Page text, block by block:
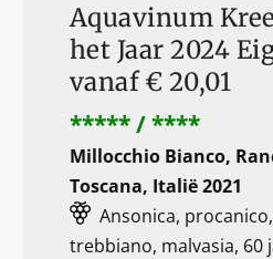
Aquavinum
het Jaar 2024
vanaf € 20,01
***** / ****
Millocchio Bianco,
Toscana, Italië 2021
Ansonica,
trebbiano, malvasia, 60